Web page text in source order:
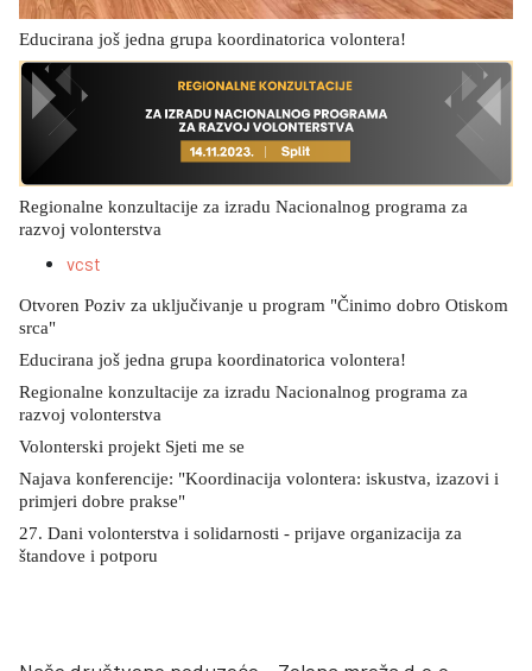
Educirana još jedna grupa koordinatorica volontera!
Regionalne konzultacije za izradu Nacionalnog programa za
razvoj volonterstva
vcst
Otvoren Poziv za uključivanje u program "Činimo dobro Otiskom
srca"
Educirana još jedna grupa koordinatorica volontera!
Regionalne konzultacije za izradu Nacionalnog programa za
razvoj volonterstva
Volonterski projekt Sjeti me se
Najava konferencije: "Koordinacija volontera: iskustva, izazovi i
primjeri dobre prakse"
27. Dani volonterstva i solidarnosti - prijave organizacija za
štandove i potporu